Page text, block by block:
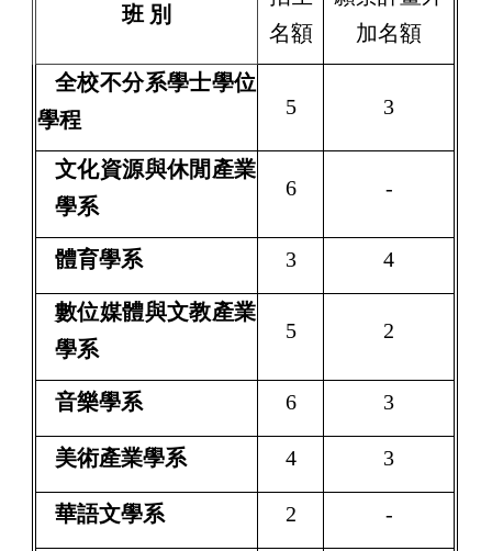
班 別
名額
加名額
全校不分系學士學位
學程
5 3
文化資源與休閒產業
學系
6 -
體育學系 3 4
數位媒體與文教產業
學系
5 2
音樂學系 6 3
美術產業學系 4 3
華語文學系 2 -